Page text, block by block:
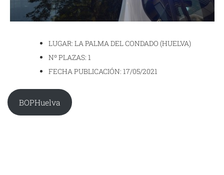
LUGAR: LA PALMA DEL CONDADO (HUELVA)
Nº PLAZAS: 1
FECHA PUBLICACIÓN: 17/05/2021
BOPHuelva